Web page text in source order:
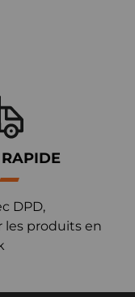
DPD,
les produits en